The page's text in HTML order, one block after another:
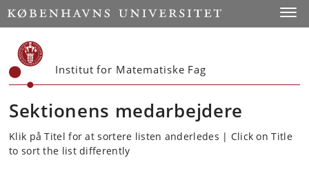
Start
Institut for Matematiske Fag
Sektionens medarbejdere
Klik på Titel for at sortere listen anderledes | Click on Title
to sort the list differently